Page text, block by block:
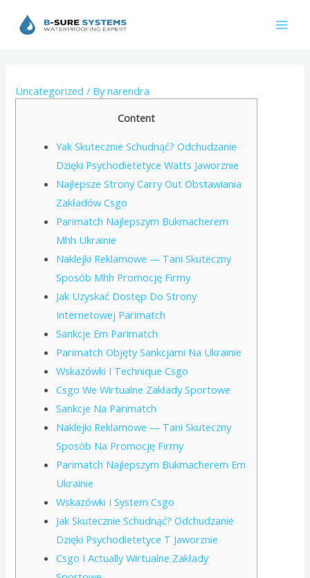
Uncategorized / Bynarendra
Content
Yak Skutecznie Schudnąć? Odchudzanie
Dzięki Psychodietetyce Watts Jaworznie
Najlepsze Strony Carry Out Obstawiania
Zakładów Csgo
Parimatch Najlepszym Bukmacherem
Mhh Ukrainie
Naklejki Reklamowe — Tani Skuteczny
Sposób Mhh Promocję Firmy
Jak Uzyskać Dostęp Do Strony
Internetowej Parimatch
Sankcje Em Parimatch
Parimatch Objęty Sankcjami Na Ukrainie
Wskazówki I Technique Csgo
Csgo We Wirtualne Zakłady Sportowe
Sankcje Na Parimatch
Naklejki Reklamowe — Tani Skuteczny
Sposób Na Promocję Firmy
Parimatch Najlepszym Bukmacherem Em
Ukrainie
Wskazówki I System Csgo
Jak Skutecznie Schudnąć? Odchudzanie
Dzięki Psychodietetyce T Jaworznie
Csgo I Actually Wirtualne Zakłady